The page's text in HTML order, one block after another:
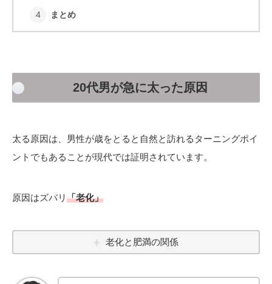
まとめ
20代男が急に太った原因
太る原因は、男性が歳をとると自然と訪れるターニングポイ
ントでもあることが現代では証明されています。
原因はズバリ 「老化」
老化と肥満の関係